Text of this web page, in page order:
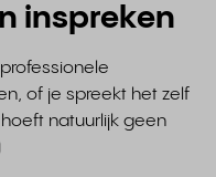
inspreken
of je spreekt het zelf
natuurlijk geen